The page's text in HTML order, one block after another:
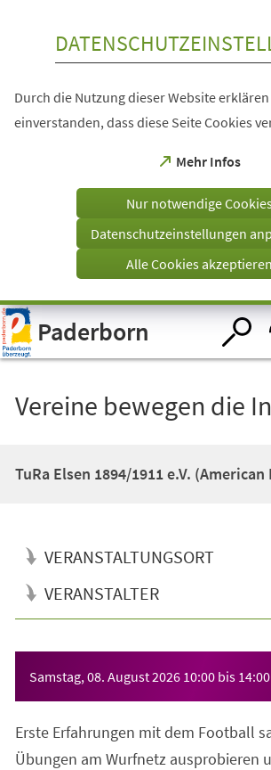
Visuelle
Assistenzsoftware
öffnen.
Durch die Nutzung dieser Website
einverstanden, dass diese Seite Cookies
Mehr Infos
(Öffnet
einem
Tab)
Nur notwendige
Datenschutzeinstellungen
Alle Cookies akzeptieren
Paderborn
Vereine bewegen die
TuRa Elsen 1894/1911 e.V.
VERANSTALTUNGSORT
VERANSTALTER
Samstag, 08. August 2026 10:00 bis 14:00
Erste Erfahrungen mit dem Football
Übungen am Wurfnetz ausprobieren